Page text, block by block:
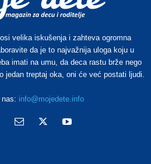
velika iskušenja i zahteva ogromna
da je to najvažnija uloga koju u
imati na umu, da deca rastu brže nego
jedan treptaj oka, oni će već postati ljudi.
nas: info@mojedete.info